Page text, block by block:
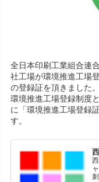
全日本印刷工業組合連
社工場が環境推進工場
の登録証を頂きました。
環境推進工場登録制度
に「環境推進工場登録
す。